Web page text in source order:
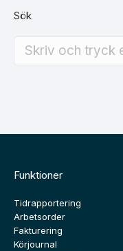
Sök
Funktioner
Tidrapportering
Arbetsorder
Fakturering
Körjournal